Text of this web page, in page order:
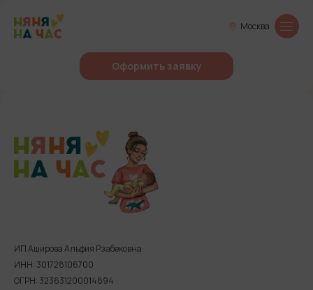
Москва
Оформить заявку
ИП Аширова Альфия Рзабековна
ИНН: 301728106700
ОГРН: 323631200014894